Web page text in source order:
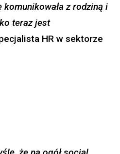
z rodziną i
teraz jest
HR w sektorze